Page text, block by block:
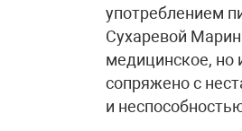
употреблением
Сухаревой
медицинское, но
сопряжено с
и